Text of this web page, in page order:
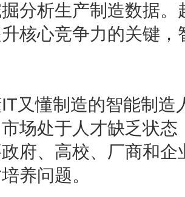
分析生产制造数据
核心竞争力的关键
懂制造的智能制造
场处于人才缺乏状
府、高校、厂商和
养问题。